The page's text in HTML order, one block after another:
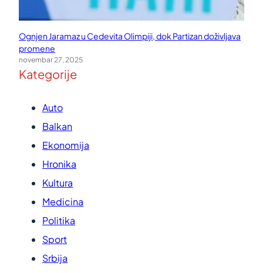
Ognjen Jaramaz u Cedevita Olimpiji, dok Partizan doživljava
promene
novembar 27, 2025
Kategorije
Auto
Balkan
Ekonomija
Hronika
Kultura
Medicina
Politika
Sport
Srbija